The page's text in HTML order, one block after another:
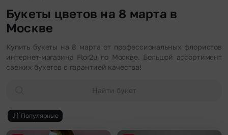
Букеты цветов на 8 марта в
Москве
Купить букеты на 8 марта от профессиональных флористов
интернет-магазина Flor2u по Москве. Большой ассортимент
свежих букетов с гарантией качества!
Найти букет
Популярные